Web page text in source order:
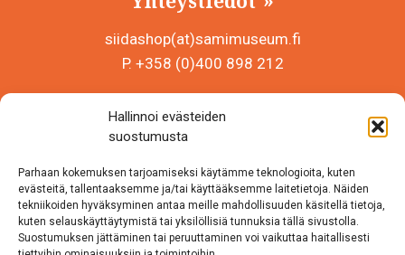
Hallinnoi evästeiden
suostumusta
Parhaan kokemuksen tarjoamiseksi käytämme teknologioita, kuten
evästeitä, tallentaaksemme ja/tai käyttääksemme laitetietoja. Näiden
tekniikoiden hyväksyminen antaa meille mahdollisuuden käsitellä tietoja,
kuten selauskäyttäytymistä tai yksilöllisiä tunnuksia tällä sivustolla.
Suostumuksen jättäminen tai peruuttaminen voi vaikuttaa haitallisesti
siidashop(at)samimuseum.fi
P. +358 (0)400 898 212
Y-tunnus 0625907-2
Inarintie 46
99870 Inari
Löydät meidät myös somesta!